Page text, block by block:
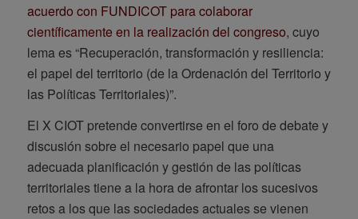
acuerdo con FUNDICOT para colaborar
científicamente en la realización del congreso, cuyo
lema es “Recuperación, transformación y resiliencia:
el papel del territorio (de la Ordenación del Territorio y
las Políticas Territoriales)”.
El X CIOT pretende convertirse en el foro de debate y
discusión sobre el necesario papel que una
adecuada planificación y gestión de las políticas
territoriales tiene a la hora de afrontar los sucesivos
retos a los que las sociedades actuales se vienen